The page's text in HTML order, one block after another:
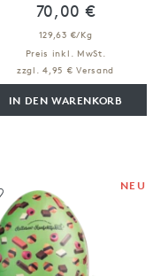
70,00 €
129,63 €/Kg
Preis inkl. MwSt.
zzgl. 4,95 € Versand
IN DEN WARENKORB
NEU